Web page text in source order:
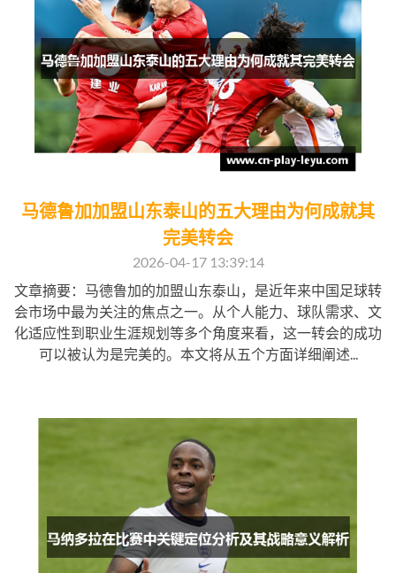
马德鲁加加盟山东泰山的五大理由为何成就其
完美转会
2026-04-17 13:39:14
文章摘要：马德鲁加的加盟山东泰山，是近年来中国足球转
会市场中最为关注的焦点之一。从个人能力、球队需求、文
化适应性到职业生涯规划等多个角度来看，这一转会的成功
可以被认为是完美的。本文将从五个方面详细阐述...